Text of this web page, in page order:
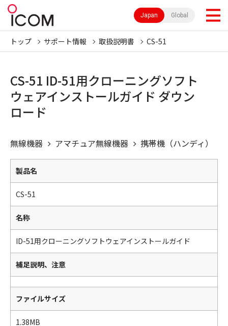
Japan Global
トップ サポート情報 取扱説明書 CS-51
CS-51 ID-51用クローニングソフト
ウェアインストールガイド ダウン
ロード
無線機器 アマチュア無線機器 携帯機（ハンディ）
製品名
CS-51
名称
ID-51用クローニングソフトウェアインストールガイド
補足説明、注意
ファイルサイズ
1.38MB